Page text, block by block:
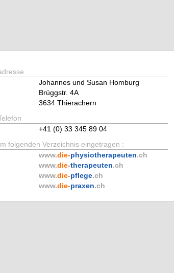
Johannes und Susan Homburg
Brüggstr. 4A
3634 Thierachern
+41 (0) 33 345 89 04
folgenden Verzeichnis eingetragen :
www.die-physiotherapeuten.ch
www.die-therapeuten.ch
www.die-pflege.ch
www.die-praxen.ch